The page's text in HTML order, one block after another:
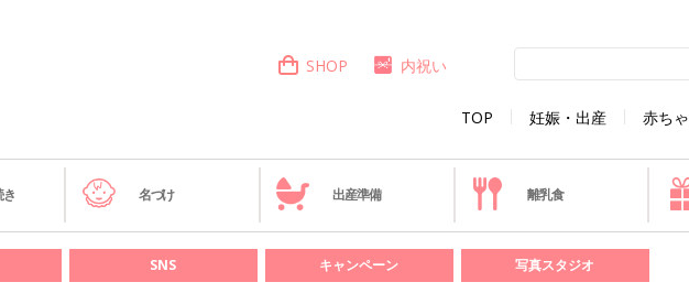
TOP 妊娠・出産 赤ち
SHOP 内祝い
名づけ 出産準備 離乳食
SNS キャンペーン 写真スタジオ